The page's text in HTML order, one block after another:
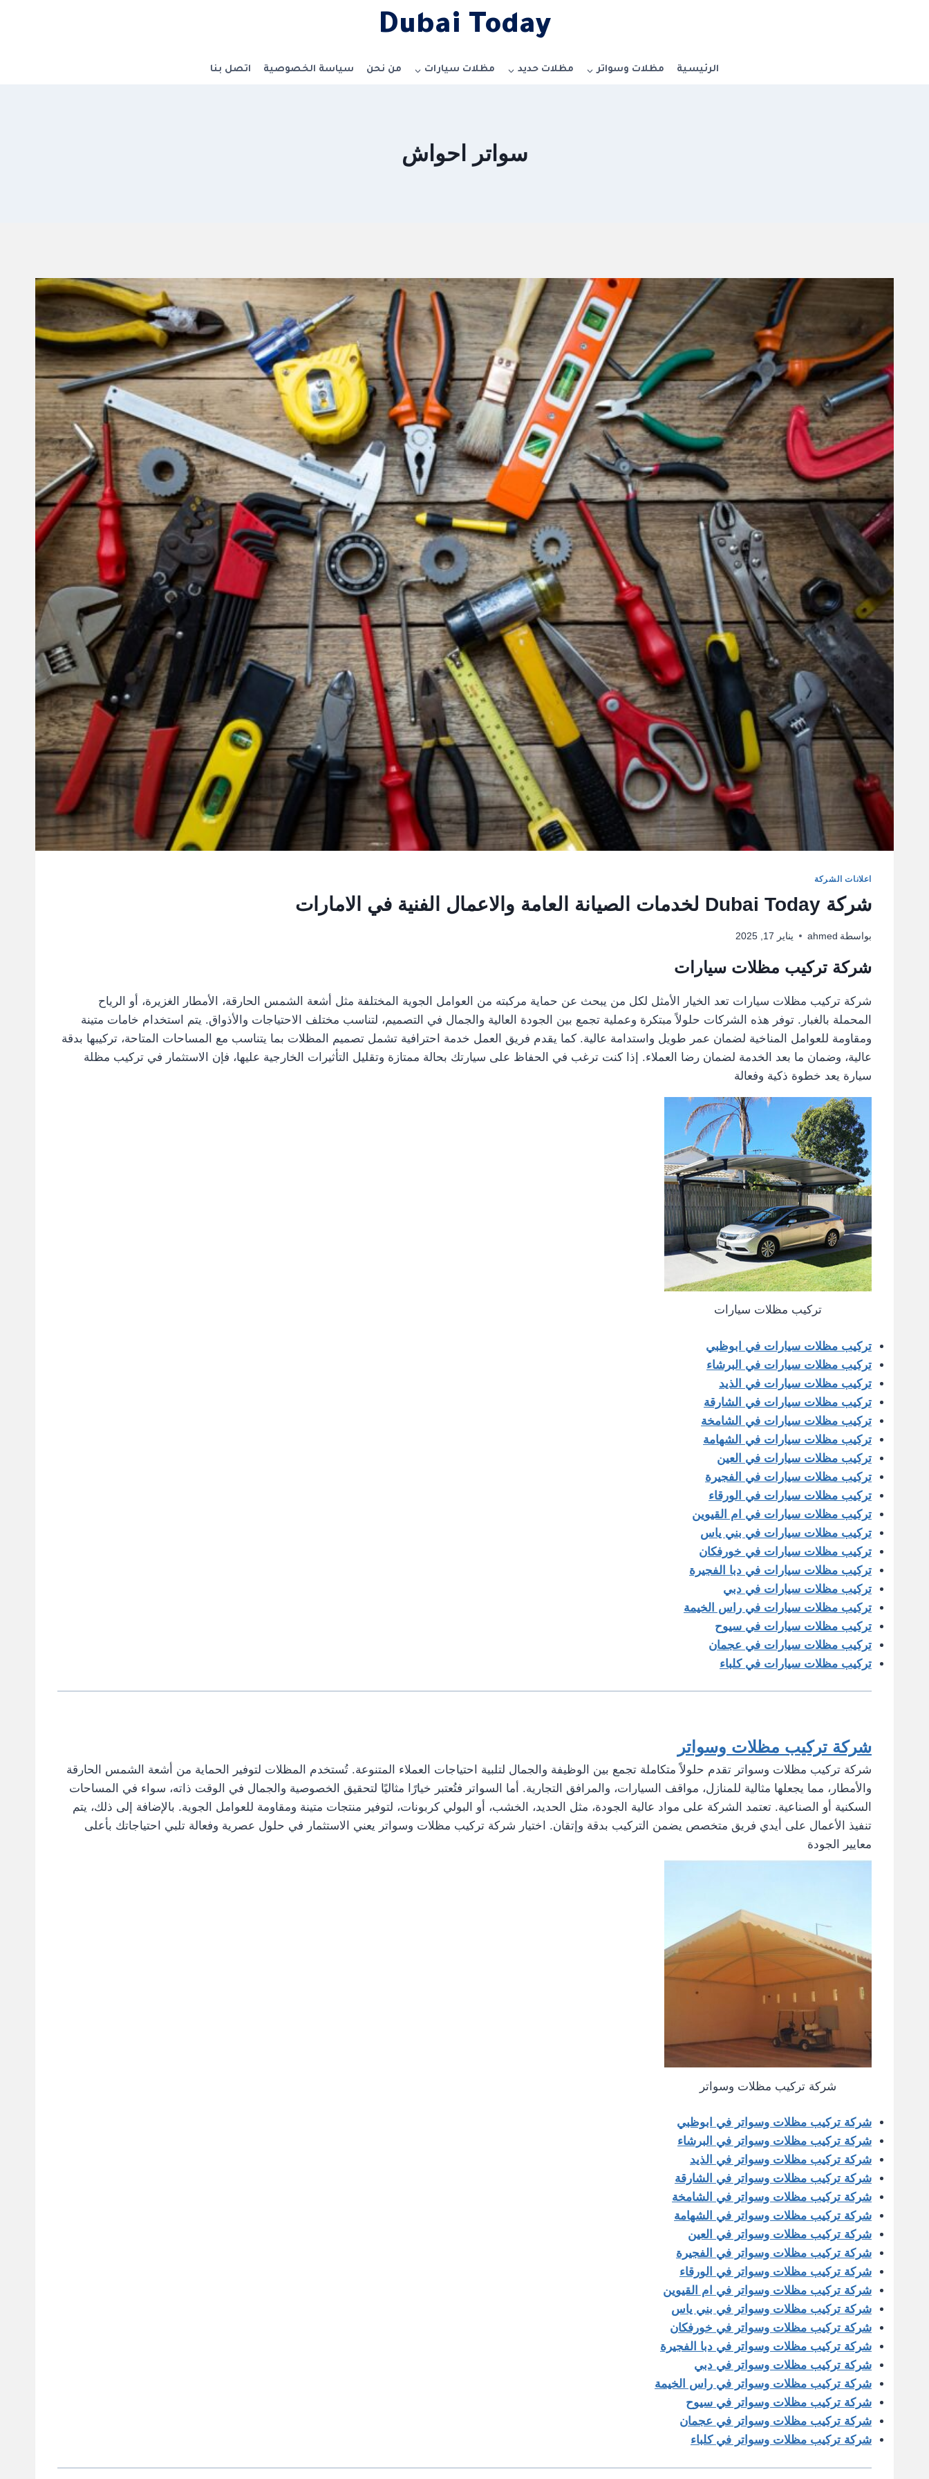
Dubai Today
الرئيسية مظلات وسواتر مظلات حديد مظلات سيارات من نحن سياسة الخصوصية اتصل بنا
سواتر احواش
اعلانات الشركة
شركة Dubai Today لخدمات الصيانة العامة والاعمال الفنية في الامارات
بواسطة ahmed يناير 17, 2025
شركة تركيب مظلات سيارات
شركة تركيب مظلات سيارات تعد الخيار الأمثل لكل من يبحث عن حماية مركبته من العوامل الجوية المختلفة مثل أشعة الشمس الحارقة، الأمطار الغزيرة، أو الرياح
المحملة بالغبار. توفر هذه الشركات حلولاً مبتكرة وعملية تجمع بين الجودة العالية والجمال في التصميم، لتناسب مختلف الاحتياجات والأذواق. يتم استخدام خامات متينة
ومقاومة للعوامل المناخية لضمان عمر طويل واستدامة عالية. كما يقدم فريق العمل خدمة احترافية تشمل تصميم المظلات بما يتناسب مع المساحات المتاحة، تركيبها بدقة
عالية، وضمان ما بعد الخدمة لضمان رضا العملاء. إذا كنت ترغب في الحفاظ على سيارتك بحالة ممتازة وتقليل التأثيرات الخارجية عليها، فإن الاستثمار في تركيب مظلة
سيارة يعد خطوة ذكية وفعالة
تركيب مظلات سيارات
تركيب مظلات سيارات في ابوظبي
تركيب مظلات سيارات في البرشاء
تركيب مظلات سيارات في الذيد
تركيب مظلات سيارات في الشارقة
تركيب مظلات سيارات في الشامخة
تركيب مظلات سيارات في الشهامة
تركيب مظلات سيارات في العين
تركيب مظلات سيارات في الفجيرة
تركيب مظلات سيارات في الورقاء
تركيب مظلات سيارات في ام القيوين
تركيب مظلات سيارات في بني ياس
تركيب مظلات سيارات في خورفكان
تركيب مظلات سيارات في دبا الفجيرة
تركيب مظلات سيارات في دبي
تركيب مظلات سيارات في راس الخيمة
تركيب مظلات سيارات في سيوح
تركيب مظلات سيارات في عجمان
تركيب مظلات سيارات في كلباء
شركة تركيب مظلات وسواتر
شركة تركيب مظلات وسواتر تقدم حلولاً متكاملة تجمع بين الوظيفة والجمال لتلبية احتياجات العملاء المتنوعة. تُستخدم المظلات لتوفير الحماية من أشعة الشمس الحارقة
والأمطار، مما يجعلها مثالية للمنازل، مواقف السيارات، والمرافق التجارية. أما السواتر فتُعتبر خيارًا مثاليًا لتحقيق الخصوصية والجمال في الوقت ذاته، سواء في المساحات
السكنية أو الصناعية. تعتمد الشركة على مواد عالية الجودة، مثل الحديد، الخشب، أو البولي كربونات، لتوفير منتجات متينة ومقاومة للعوامل الجوية. بالإضافة إلى ذلك، يتم
تنفيذ الأعمال على أيدي فريق متخصص يضمن التركيب بدقة وإتقان. اختيار شركة تركيب مظلات وسواتر يعني الاستثمار في حلول عصرية وفعالة تلبي احتياجاتك بأعلى
معايير الجودة
شركة تركيب مظلات وسواتر
شركة تركيب مظلات وسواتر في ابوظبي
شركة تركيب مظلات وسواتر في البرشاء
شركة تركيب مظلات وسواتر في الذيد
شركة تركيب مظلات وسواتر في الشارقة
شركة تركيب مظلات وسواتر في الشامخة
شركة تركيب مظلات وسواتر في الشهامة
شركة تركيب مظلات وسواتر في العين
شركة تركيب مظلات وسواتر في الفجيرة
شركة تركيب مظلات وسواتر في الورقاء
شركة تركيب مظلات وسواتر في ام القيوين
شركة تركيب مظلات وسواتر في بني ياس
شركة تركيب مظلات وسواتر في خورفكان
شركة تركيب مظلات وسواتر في دبا الفجيرة
شركة تركيب مظلات وسواتر في دبي
شركة تركيب مظلات وسواتر في راس الخيمة
شركة تركيب مظلات وسواتر في سيوح
شركة تركيب مظلات وسواتر في عجمان
شركة تركيب مظلات وسواتر في كلباء